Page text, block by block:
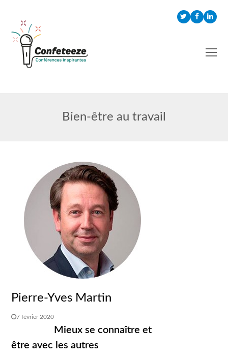
Twitter
Bien-être au travail
Pierre-Yves Martin
7 février 2020
Mieux se connaître et
être avec les autres